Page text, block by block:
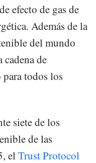
efecto de gas de
Además de la
del mundo
cadena de
todos los
siete de los
de las
elTrust Protocol